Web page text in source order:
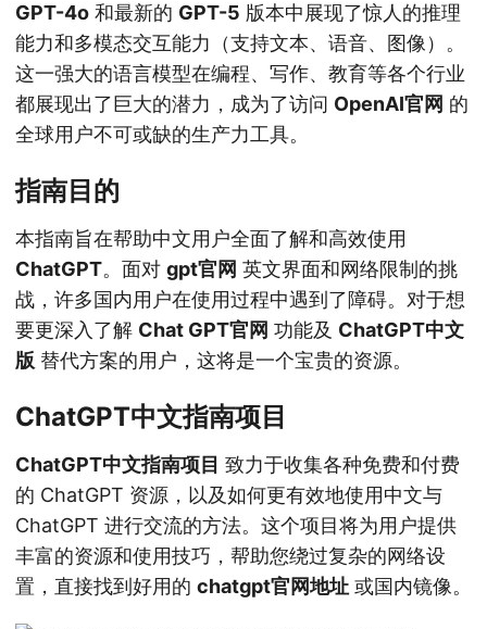
GPT-4o 和最新的 GPT-5 版本中展现了惊人的推理
能力和多模态交互能力（支持文本、语音、图像）。
这一强大的语言模型在编程、写作、教育等各个行业
都展现出了巨大的潜力，成为了访问 OpenAI官网 的
全球用户不可或缺的生产力工具。
指南目的
本指南旨在帮助中文用户全面了解和高效使用
ChatGPT。面对 gpt官网 英文界面和网络限制的挑
战，许多国内用户在使用过程中遇到了障碍。对于想
要更深入了解 Chat GPT官网 功能及 ChatGPT中文
版 替代方案的用户，这将是一个宝贵的资源。
ChatGPT中文指南项目
ChatGPT中文指南项目 致力于收集各种免费和付费
的 ChatGPT 资源，以及如何更有效地使用中文与
ChatGPT 进行交流的方法。这个项目将为用户提供
丰富的资源和使用技巧，帮助您绕过复杂的网络设
置，直接找到好用的 chatgpt官网地址 或国内镜像。